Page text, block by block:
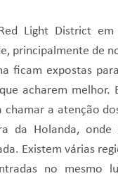
Light District
principalmente de
ficam expostas
acharem melhor.
a atenção
da Holanda,
Existem várias
no mesmo